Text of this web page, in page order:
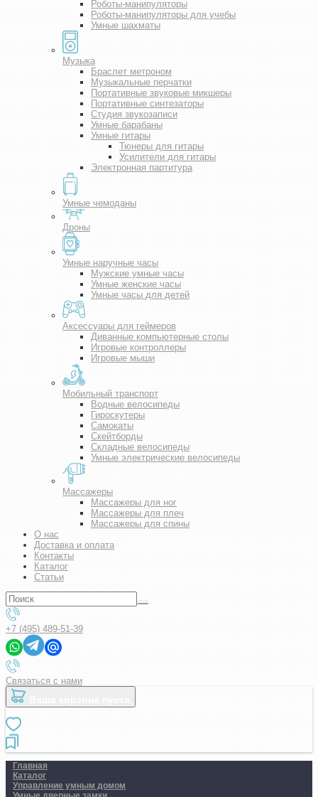
Роботы-манипуляторы
Роботы-манипуляторы для учебы
Умные шахматы
Музыка
Браслет метроном
Музыкальные перчатки
Портативные звуковые микшеры
Портативные синтезаторы
Студия звукозаписи
Умные барабаны
Умные гитары
Тюнеры для гитары
Усилители для гитары
Электронная партитура
Умные чемоданы
Дроны
Умные наручные часы
Мужские умные часы
Умные женские часы
Умные часы для детей
Аксессуары для геймеров
Диванные компьютерные столы
Игровые контроллеры
Игровые мыши
Мобильный транспорт
Водные велосипеды
Гироскутеры
Самокаты
Скейтборды
Складные велосипеды
Умные электрические велосипеды
Массажеры
Массажеры для ног
Массажеры для плеч
Массажеры для спины
О нас
Доставка и оплата
Контакты
Каталог
Статьи
+7 (495) 489-51-39
Связаться с нами
Главная
Каталог
Управление умным домом